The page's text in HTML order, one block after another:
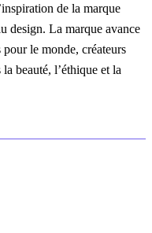
de la marque
design. La marque avance
le monde, créateurs
beauté, l’éthique et la